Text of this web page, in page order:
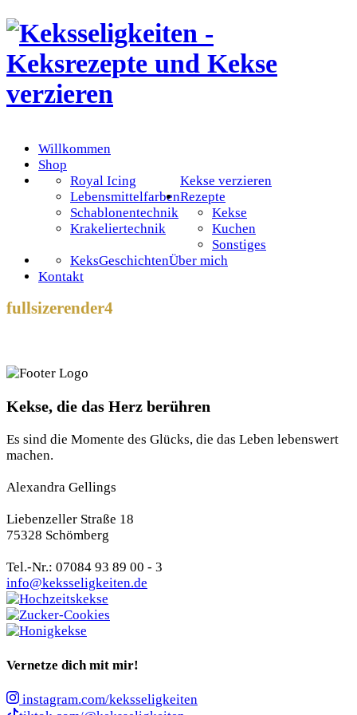
Willkommen
Shop
Kekse verzieren
Royal Icing
Lebensmittelfarben
Schablonentechnik
Krakeliertechnik
Rezepte
Kekse
Kuchen
Sonstiges
Über mich
KeksGeschichten
Kontakt
fullsizerender4
Kekse, die das Herz berühren
Es sind die Momente des Glücks, die das Leben lebenswert
machen.
Alexandra Gellings
Liebenzeller Straße 18
75328 Schömberg
Tel.-Nr.: 07084 93 89 00 - 3
info@keksseligkeiten.de
Vernetze dich mit mir!
instagram.com/keksseligkeiten